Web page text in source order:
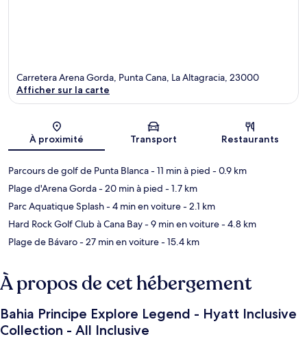
Carte
Carretera Arena Gorda, Punta Cana, La Altagracia, 23000
Afficher sur la carte
À proximité Transport Restaurants
Parcours de golf de Punta Blanca- 11 min à pied - 0.9 km
Plage d'Arena Gorda- 20 min à pied - 1.7 km
Parc Aquatique Splash- 4 min en voiture- 2.1 km
Hard Rock Golf Club à Cana Bay- 9 min en voiture- 4.8 km
Plage de Bávaro- 27 min en voiture- 15.4 km
À propos de cet hébergement
Bahia Principe Explore Legend - Hyatt Inclusive
Collection - All Inclusive